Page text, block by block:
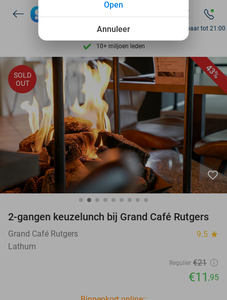
7 dagen per week beschikbaar
10+ miljoen leden
9,4 op basis van
Ontdek 15.000+ deals
7 dagen per week beschikbaar
10+ miljoen leden
Bereikbaar tot 21:00
43%
SOLD
OUT
favorite_border
2-gangen keuzelunch bij Grand Café Rutgers
Grand Café Rutgers 9.5 star
Lathum
Regulier €21
€11 ,95
Annuleer
Open